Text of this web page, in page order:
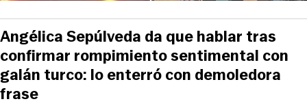
Angélica Sepúlveda da que hablar tras
confirmar rompimiento sentimental con
galán turco: lo enterró con demoledora
frase